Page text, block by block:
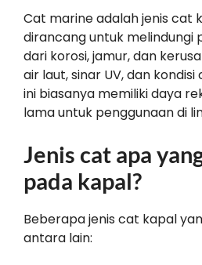
Cat marine adalah jenis cat
dirancang untuk melindungi
dari korosi, jamur, dan
air laut, sinar UV, dan
ini biasanya memiliki daya
lama untuk penggunaan di
Jenis cat apa
pada kapal?
Beberapa jenis cat kapal
antara lain: